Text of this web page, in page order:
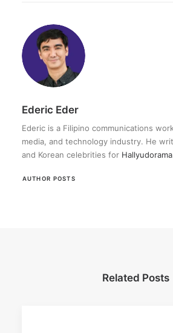
Ederic Eder
Ederic is a Filipino communications
media, and technology industry. He
and Korean celebrities for Hallyudorama
AUTHOR POSTS
Related Posts